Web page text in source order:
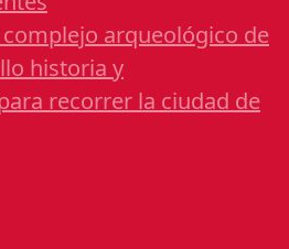
arqueológico de
historia y
recorrer la ciudad de